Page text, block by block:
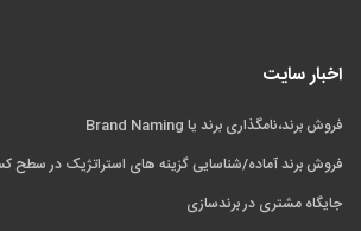
اخبار سایت
فروش برند،نامگذاری برند یا Brand Naming
فروش برند آماده/شناسایی گزینه های استراتژیک در سطح
جایگاه مشتری در برندسازی